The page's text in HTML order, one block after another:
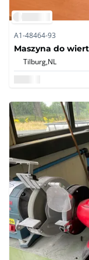
A1-48464-93
Maszyna do
Tilburg,NL